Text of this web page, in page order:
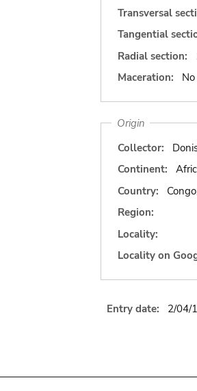
Transversal
Tangential
Radial section:
Maceration:
No
Origin
Collector:
Continent:
Country:
Region:
Locality:
Locality on
Entry date: 2/04/